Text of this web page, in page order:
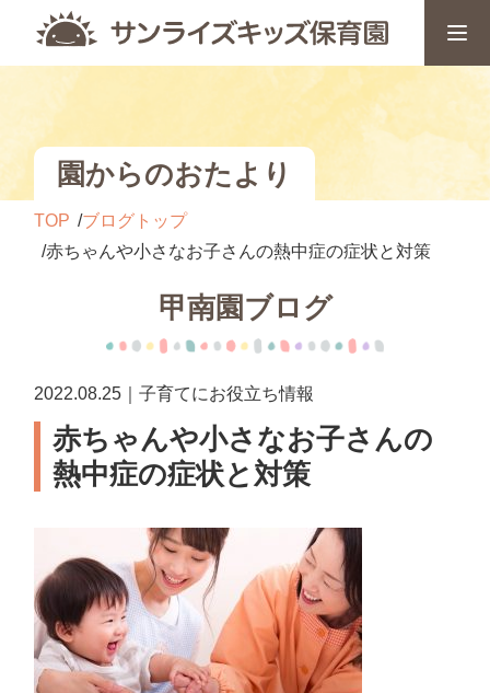
園からのおたより
TOP
ブログトップ
赤ちゃんや小さなお子さんの熱中症の症状と対策
甲南園ブログ
2022.08.25｜子育てにお役立ち情報
赤ちゃんや小さなお子さんの
熱中症の症状と対策